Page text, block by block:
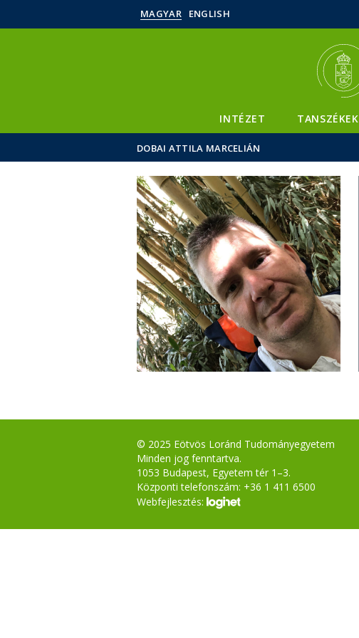
MAGYAR ENGLISH
INTÉZET TANSZÉKEK
DOBAI ATTILA MARCELIÁN
© 2025 Eötvös Loránd Tudományegyetem
Minden jog fenntartva.
1053 Budapest, Egyetem tér 1–3.
Központi telefonszám: +36 1 411 6500
Webfejlesztés: